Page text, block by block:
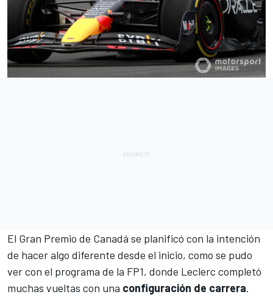
El Gran Premio de Canadá se planificó con la intención
de hacer algo diferente desde el inicio, como se pudo
ver con el programa de la FP1, donde Leclerc completó
muchas vueltas con una configuración de carrera.